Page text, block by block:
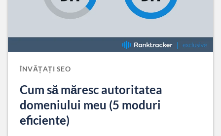
ÎNVĂȚAȚI SEO
Cum să măresc autoritatea
domeniului meu (5 moduri
eficiente)